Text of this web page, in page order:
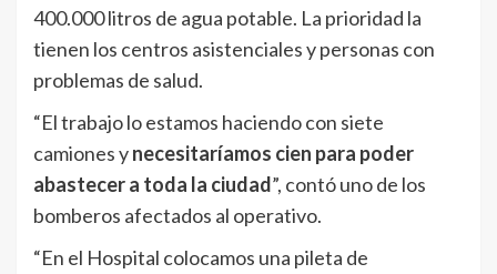
400.000 litros de agua potable. La prioridad la
tienen los centros asistenciales y personas con
problemas de salud.
“El trabajo lo estamos haciendo con siete
camiones ynecesitaríamos cien para poder
abastecer a toda la ciudad”, contó uno de los
bomberos afectados al operativo.
“En el Hospital colocamos una pileta de